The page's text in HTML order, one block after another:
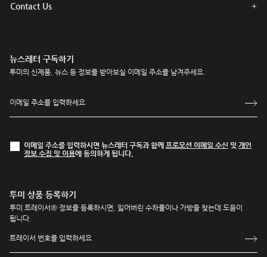
Contact Us
뉴스레터 구독하기
투미의 신제품, 뉴스 등 정보를 받아보실 이메일 주소를 남겨주세요.
이메일 주소를 입력하시면 뉴스레터 구독과 함께 프로모션 이메일 수신 및 개인
정보 수집 및 이용에 동의하게 됩니다.
투미 상품 등록하기
투미 트레이서® 정보를 등록하시면, 잃어버린 수하물이나 가방을 찾는데 도움이
됩니다.